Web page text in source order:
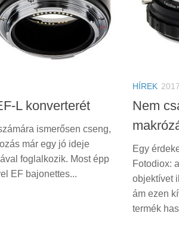
L konverterét
ismerősen cseng,
már egy jó ideje
foglalkozik. Most épp
EF bajonettes...
HÍREK
Nem
Egy
Fotodiox:
objektívet
ám ezen
termék